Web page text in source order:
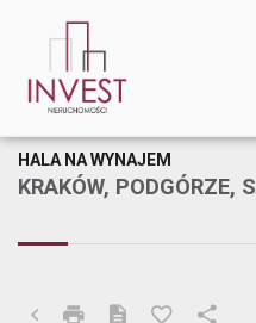
KRAKÓW, PODGÓRZE,
HALA NA WYNAJEM